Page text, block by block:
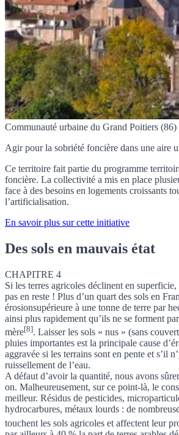
Communauté urbaine du Grand Poitiers (86)
Agir pour la sobriété foncière dans une aire
Ce territoire fait partie du programme
foncière. La collectivité a mis en place
face à des besoins en logements croissants
l’artificialisation.
En savoir plus sur cette initiative
Des sols en mauvais état
CHAPITRE 4
Si les terres agricoles déclinent en
pas en reste ! Plus d’un quart des sols en
érosionsupérieure à une tonne de terre par
ainsi plus rapidement qu’ils ne se forment
mère[8]. Laisser les sols « nus » (sans
pluies importantes est la principale cause
aggravée si les terrains sont en pente et s’il
ruissellement de l’eau.
A défaut d’avoir la quantité, nous avons
on. Malheureusement, sur ce point-là, le
meilleur. Résidus de pesticides,
hydrocarbures, métaux lourds : de
touchent les sols agricoles et affectent leur